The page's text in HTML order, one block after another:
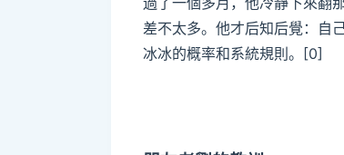
差不太多。他才后知后覺：自
冰冰的概率和系統規則。[0]